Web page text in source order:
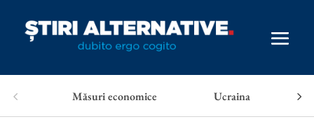
Măsuri economice Ucraina